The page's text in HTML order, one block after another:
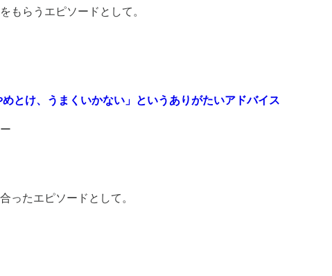
もらうエピソードとして。
とけ、うまくいかない」というありがたいアドバイス
ったエピソードとして。